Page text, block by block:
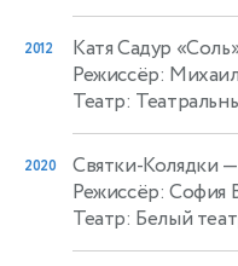
2012 Катя Садур
Режиссёр:
Театр:
2020 Святки-Колядки
Режиссёр: София
Театр: Белый